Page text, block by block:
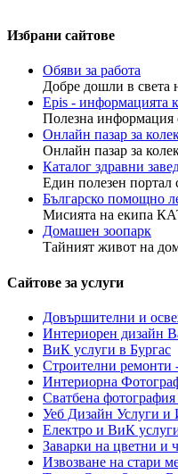
Избрани сайтове
Обяви за работа
Добре дошли в света
Epis - информацията
Полезна информация
Онлайн пазар за
Онлайн пазар за
Каталог здравни
Един полезен
Българско помощно
Мисията на екипа
Домашен зоопарк
Тайният живот на
Сайтове за услуги
Довършителни и
Интериорен дизайн
ВиК услуги в Бургас
Строителни ремонти
Интериорна
Сватбена фотография
Уеб Дизайн Услуги и
Електро и ВиК
Заварки на цветни и
Извозване на стари